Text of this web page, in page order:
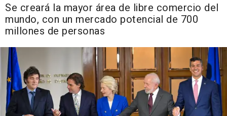
Se creará la mayor área de libre comercio del
mundo, con un mercado potencial de 700
millones de personas